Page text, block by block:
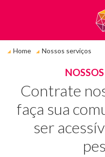
está
Home Nossos serviços
Contrate
faça sua
ser